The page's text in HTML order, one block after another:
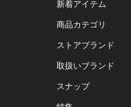
新着アイテム
商品カテゴリ
ストアブランド
取扱いブランド
スナップ